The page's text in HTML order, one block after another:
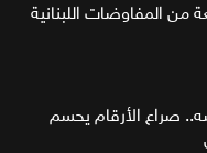
من المفاوضات اللبنانية
صراع الأرقام يحسم